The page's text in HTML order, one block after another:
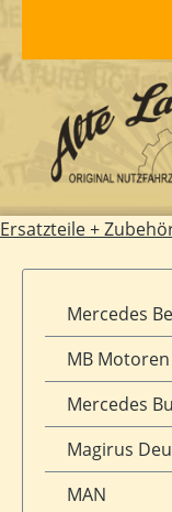
Ersatzteile +
Mercedes
MB
Mercedes
Magirus
MAN